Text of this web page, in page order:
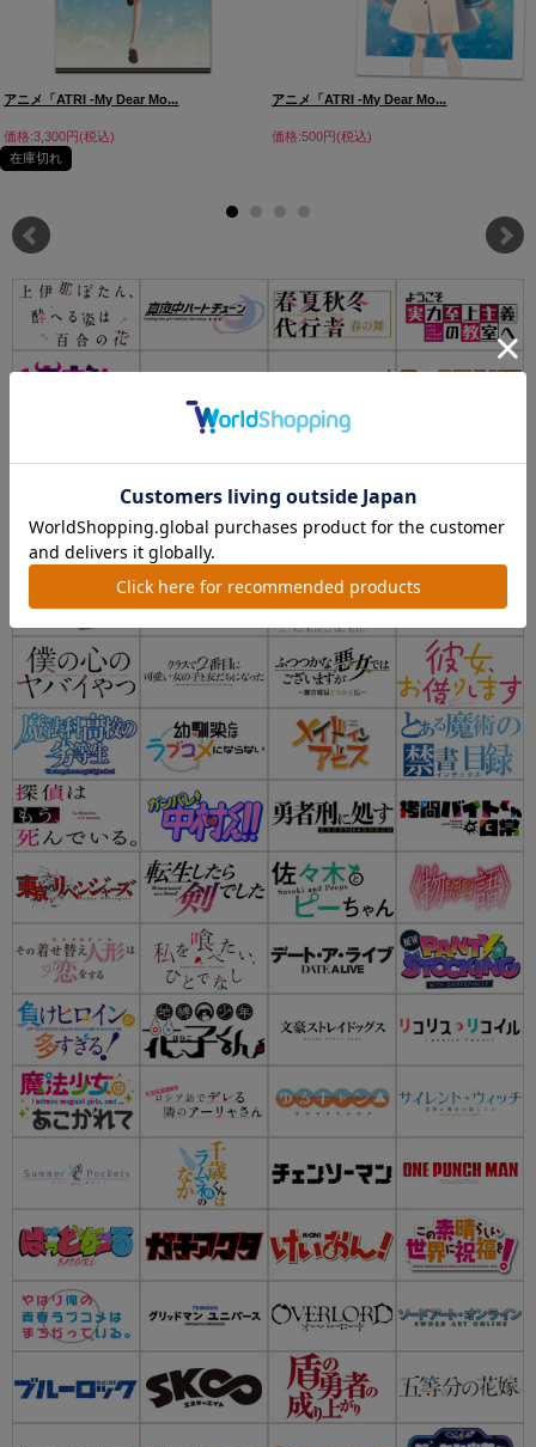
アニメ「ATRI -My Dear Mo...
価格:3,300円(税込)
在庫切れ
アニメ「ATRI -My Dear Mo...
価格:500円(税込)